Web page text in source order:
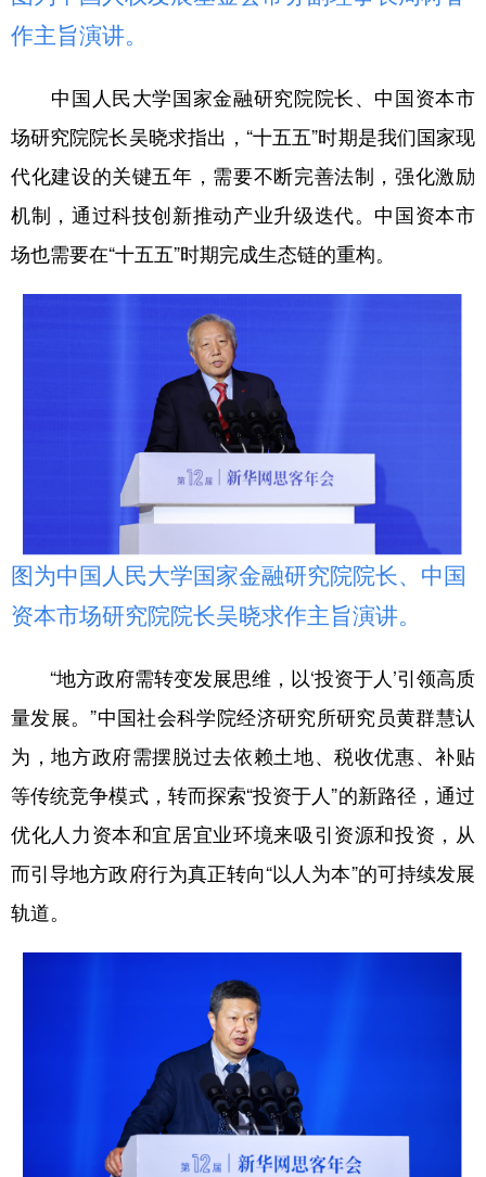
作主旨演讲。
中国人民大学国家金融研究院院长、中国资本市
场研究院院长吴晓求指出，“十五五”时期是我们国家现
代化建设的关键五年，需要不断完善法制，强化激励
机制，通过科技创新推动产业升级迭代。中国资本市
场也需要在“十五五”时期完成生态链的重构。
图为中国人民大学国家金融研究院院长、中国
资本市场研究院院长吴晓求作主旨演讲。
“地方政府需转变发展思维，以‘投资于人’引领高质
量发展。”中国社会科学院经济研究所研究员黄群慧认
为，地方政府需摆脱过去依赖土地、税收优惠、补贴
等传统竞争模式，转而探索“投资于人”的新路径，通过
优化人力资本和宜居宜业环境来吸引资源和投资，从
而引导地方政府行为真正转向“以人为本”的可持续发展
轨道。